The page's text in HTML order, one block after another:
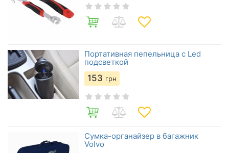
Портативная пепельница с Led
подсветкой
153 грн
Сумка-органайзер в багажник
Volvo